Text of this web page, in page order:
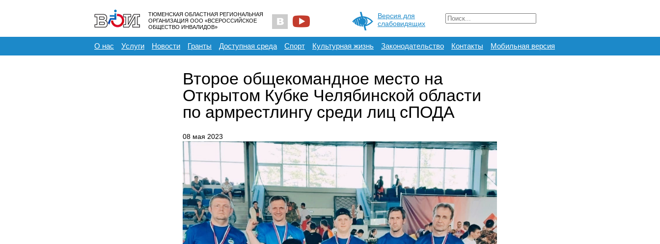
ТЮМЕНСКАЯ ОБЛАСТНАЯ РЕГИОНАЛЬНАЯ
ОРГАНИЗАЦИЯ ООО «ВСЕРОССИЙСКОЕ
ОБЩЕСТВО ИНВАЛИДОВ»
Версия для
слабовидящих
О нас Услуги Новости Гранты Доступная среда Спорт Культурная жизнь Законодательство Контакты Мобильная версия
Второе общекомандное место на
Открытом Кубке Челябинской области
по армрестлингу среди лиц сПОДА
08 мая 2023